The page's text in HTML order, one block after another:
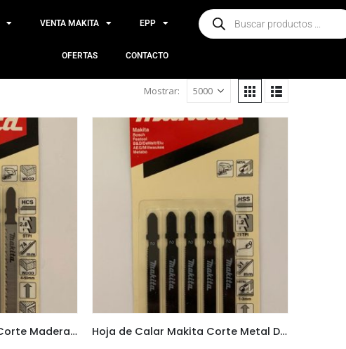
VENTA MAKITA EPP
OFERTAS CONTACTO
Mostrar:
Hoja de Calar Makita Corte Madera y Pvc D-44214 Hoja de Calar Makita Corte Metal D-34908